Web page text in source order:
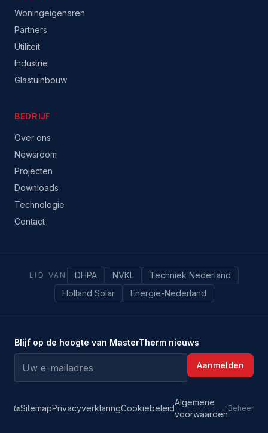
Woningeigenaren
Partners
Utiliteit
Industrie
Glastuinbouw
BEDRIJF
Over ons
Newsroom
Projecten
Downloads
Technologie
Contact
LID VAN DHPA NVKL
Techniek Nederland
Holland Solar
Energie-Nederland
Blijf op de hoogte van MasterTherm nieuws
Aanmelden
SitemapPrivacyverklaringCookiebeleid
Algemene
voorwaarden
Beheer